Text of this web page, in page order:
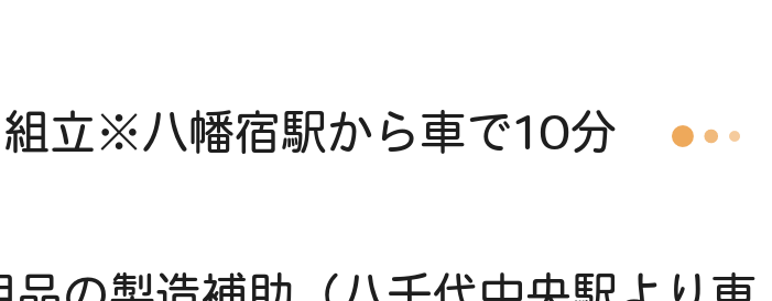
立※八幡宿駅から車で10分